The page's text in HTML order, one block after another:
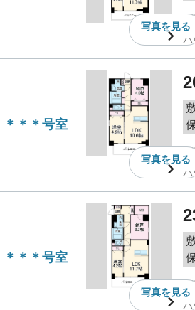
写真を見る
2
ハ
＊＊＊号室
写真を見る
3
ハ
＊＊＊号室
写真を見る
3
ハ